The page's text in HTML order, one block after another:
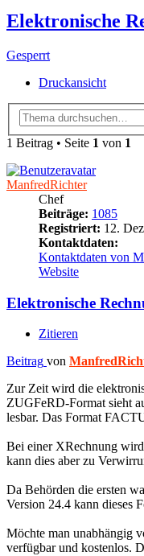
Elektronische
Gesperrt
Druckansicht
1 Beitrag • Seite 1 von 1
ManfredRichter
Chef
Beiträge: 1085
Registriert: 12.
Kontaktdaten:
Kontaktdaten von
Website
Elektronische
Zitieren
Beitrag von
Zur Zeit wird die
ZUGFeRD-Format sieht
lesbar. Das Format
Bei einer XRechnung
kann dies aber zu
Da Behörden die ersten
Version 24.4 kann dieses
Möchte man unabhängig
verfügbar und kostenlos.